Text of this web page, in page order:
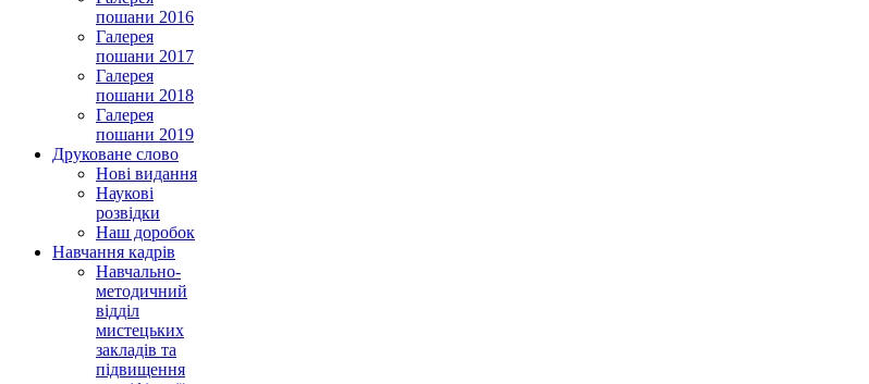
пошани 2016
Галерея
пошани 2017
Галерея
пошани 2018
Галерея
пошани 2019
Друковане слово
Нові видання
Наукові
розвідки
Наш доробок
Навчання кадрів
Навчально-
методичний
відділ
мистецьких
закладів та
підвищення